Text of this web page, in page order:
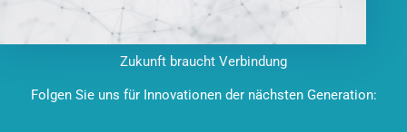
Zukunft braucht Verbindung
Folgen Sie uns für Innovationen der nächsten Generation: